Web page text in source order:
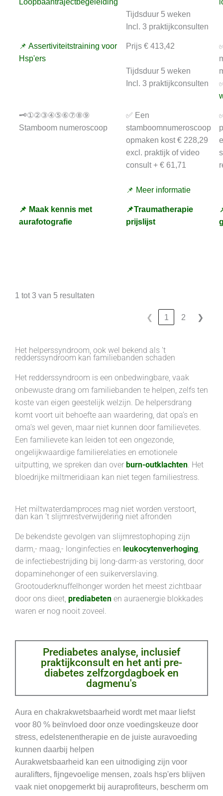
Loopbaantrajectbegeleiding
Tijdsduur 5 weken
Incl. 3 praktijkconsulten
📌 Assertiviteitstraining voor
Hsp'ers
Prijs € 413,42
Tijdsduur 5 weken
Incl. 3 praktijkconsulten
🗝️①②③④⑤⑥⑦⑧⑨
Stamboom numeroscoop
✅ Een
stamboomnumeroscoop
opmaken kost € 228,29
excl. praktijk of video
consult + € 61,71
📌 Meer informatie
📌 Maak kennis met
aurafotografie
📌Traumatherapie
prijslijst
1 tot 3 van 5 resultaten
❮ 1 2 ❯
Het helperssyndroom, ook wel bekend als 't
redderssyndroom kan familiebanden schaden
Het redderssyndroom is een onbedwingbare, vaak
onbewuste drang om familiebanden te helpen, zelfs ten
koste van eigen geestelijk welzijn. De helpersdrang
komt voort uit behoefte aan waardering, dat opa’s en
oma’s wel geven, maar niet kunnen door familievetes.
Een familievete kan leiden tot een ongezonde,
ongelijkwaardige familierelaties en emotionele
uitputting, we spreken dan over burn-outklachten . Het
bloedrijke miltmeridiaan kan niet tegen familiestress.
Het miltwaterdamproces mag niet worden verstoort,
dan kan ’t slijmrestverwijdering niet afronden
De bekendste gevolgen van slijmrestophoping zijn
darm,- maag,- longinfecties en leukocytenverhoging,
de infectiebestrijding bij long-darm-as verstoring, door
dopaminehonger of een suikerverslaving.
Grootouderknuffelhonger worden het meest zichtbaar
door ons dieet, prediabeten en auraenergie blokkades
waren er nog nooit zoveel.
Prediabetes analyse, inclusief
praktijkconsult en het anti pre-
diabetes zelfzorgdagboek en
dagmenu's
Aura en chakrakwetsbaarheid wordt met maar liefst
voor 80 % beïnvloed door onze voedingskeuze door
stress, edelstenentherapie en de juiste auravoeding
kunnen daarbij helpen
Aurakwetsbaarheid kan een uitnodiging zijn voor
auralifters, fijngevoelige mensen, zoals hsp'ers blijven
vaak niet onopgemerkt bij auraprofiteurs, bescherm om